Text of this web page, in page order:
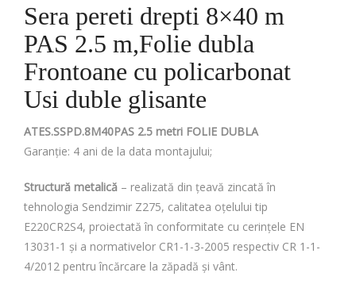
Sera pereti drepti 8×40 m
PAS 2.5 m,Folie dubla
Frontoane cu policarbonat
Usi duble glisante
ATES.SSPD.8M40PAS 2.5 metri FOLIE DUBLA
Garanție: 4 ani de la data montajului;
Structură metalică – realizată din țeavă zincată în
tehnologia Sendzimir Z275, calitatea oțelului tip
E220CR2S4, proiectată în conformitate cu cerințele EN
13031-1 și a normativelor CR1-1-3-2005 respectiv CR 1-1-
4/2012 pentru încărcare la zăpadă și vânt.